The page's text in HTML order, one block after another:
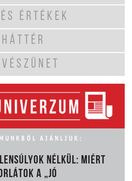
ÉRTÉKEK
HÁTTÉR
AJÁNLJUK:
NÉLKÜL: MIÉRT
A „JÓ